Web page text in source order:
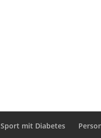
Sport mit Diabetes